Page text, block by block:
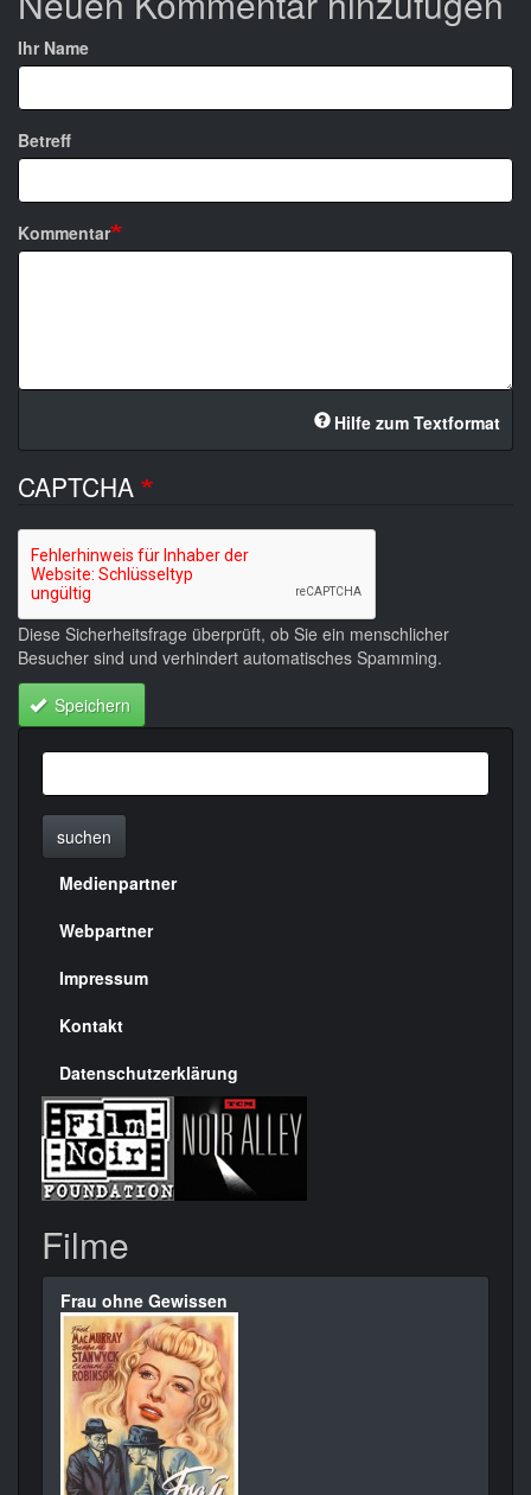
Ihr Name
Betreff
Kommentar
Hilfe zum Textformat
CAPTCHA
Diese Sicherheitsfrage überprüft, ob Sie ein menschlicher
Besucher sind und verhindert automatisches Spamming.
Speichern
suchen
Menülinks
rechte
Seite
Medienpartner
Webpartner
Impressum
Kontakt
Datenschutzerklärung
Filme
Frau ohne Gewissen